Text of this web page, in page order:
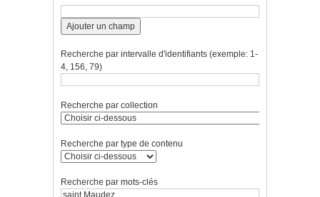
Ajouter un champ
Recherche par intervalle d'identifiants (exemple: 1-
4, 156, 79)
Recherche par collection
Recherche par type de contenu
Recherche par mots-clés